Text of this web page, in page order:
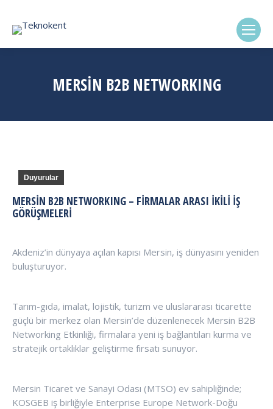
MERSİN B2B NETWORKING
Duyurular
MERSIN B2B NETWORKING – FIRMALAR ARASI İKILI İŞ
GÖRÜŞMELERI
Akdeniz’in dünyaya açılan kapısı Mersin, iş dünyasını yeniden
buluşturuyor.
Tarım-gıda, imalat, lojistik, turizm ve uluslararası ticarette
güçlü bir merkez olan Mersin’de düzenlenecek Mersin B2B
Networking Etkinliği, firmalara yeni iş bağlantıları kurma ve
stratejik ortaklıklar geliştirme fırsatı sunuyor.
Mersin Ticaret ve Sanayi Odası (MTSO) ev sahipliğinde;
KOSGEB iş birliğiyle Enterprise Europe Network-Doğu